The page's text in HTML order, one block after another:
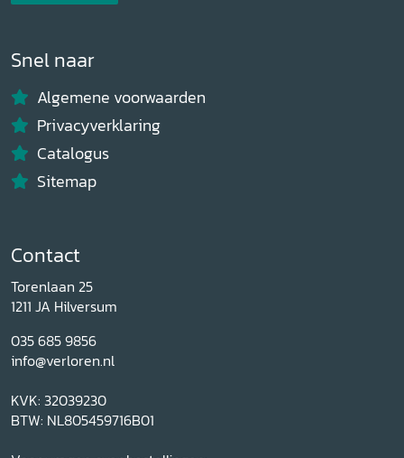
Snel naar
Algemene voorwaarden
Privacyverklaring
Catalogus
Sitemap
Contact
Torenlaan 25
1211 JA Hilversum
035 685 9856
info@verloren.nl
KVK: 32039230
BTW: NL805459716B01